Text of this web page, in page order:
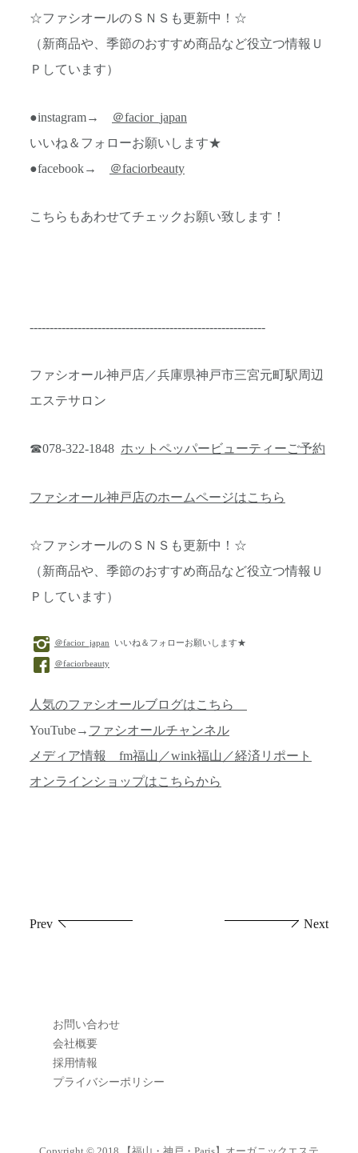
☆ファシオールのＳＮＳも更新中！☆
（新商品や、季節のおすすめ商品など役立つ情報Ｕ
Ｐしています）
●instagram→
＠facior_japan
いいね＆フォローお願いします★
●facebook→
＠faciorbeauty
こちらもあわせてチェックお願い致します！
-----------------------------------------------------------
ファシオール神戸店／兵庫県神戸市三宮元町駅周辺
エステサロン
☎078-322-1848 ホットペッパービューティーご予約
ファシオール神戸店のホームページはこちら
☆ファシオールのＳＮＳも更新中！☆
（新商品や、季節のおすすめ商品など役立つ情報Ｕ
Ｐしています）
＠facior_japan いいね＆フォローお願いします★
＠faciorbeauty
人気のファシオールブログはこちら
YouTube→ ファシオールチャンネル
メディア情報 fm福山／wink福山／経済リポート
オンラインショップはこちらから
Prev Next
お問い合わせ
会社概要
採用情報
プライバシーポリシー